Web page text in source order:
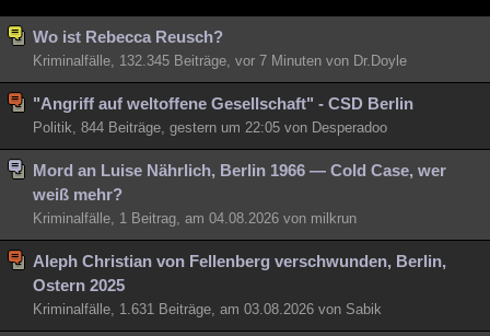
weitere Rubriken
Astronomie Helpdesk Gruppen Gaming
Musik Clash Verbesserungen Allmystery
Übersichten
Besucht Teilgenommen Alle Neue Geschlossen
Lesenswert Schlüsselwörter
Wo ist Rebecca Reusch?
Kriminalfälle, 132.345 Beiträge, vor 7 Minuten von Dr.Doyle
"Angriff auf weltoffene Gesellschaft" - CSD Berlin
Politik, 844 Beiträge, gestern um 22:05 von Desperadoo
Mord an Luise Nährlich, Berlin 1966 — Cold Case, wer
weiß mehr?
Kriminalfälle, 1 Beitrag, am 04.08.2026 von milkrun
Aleph Christian von Fellenberg verschwunden, Berlin,
Ostern 2025
Kriminalfälle, 1.631 Beiträge, am 03.08.2026 von Sabik